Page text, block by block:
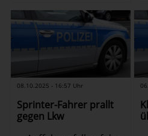
08.10.2025 - 16:57 Uhr
Sprinter-Fahrer prallt
gegen Lkw